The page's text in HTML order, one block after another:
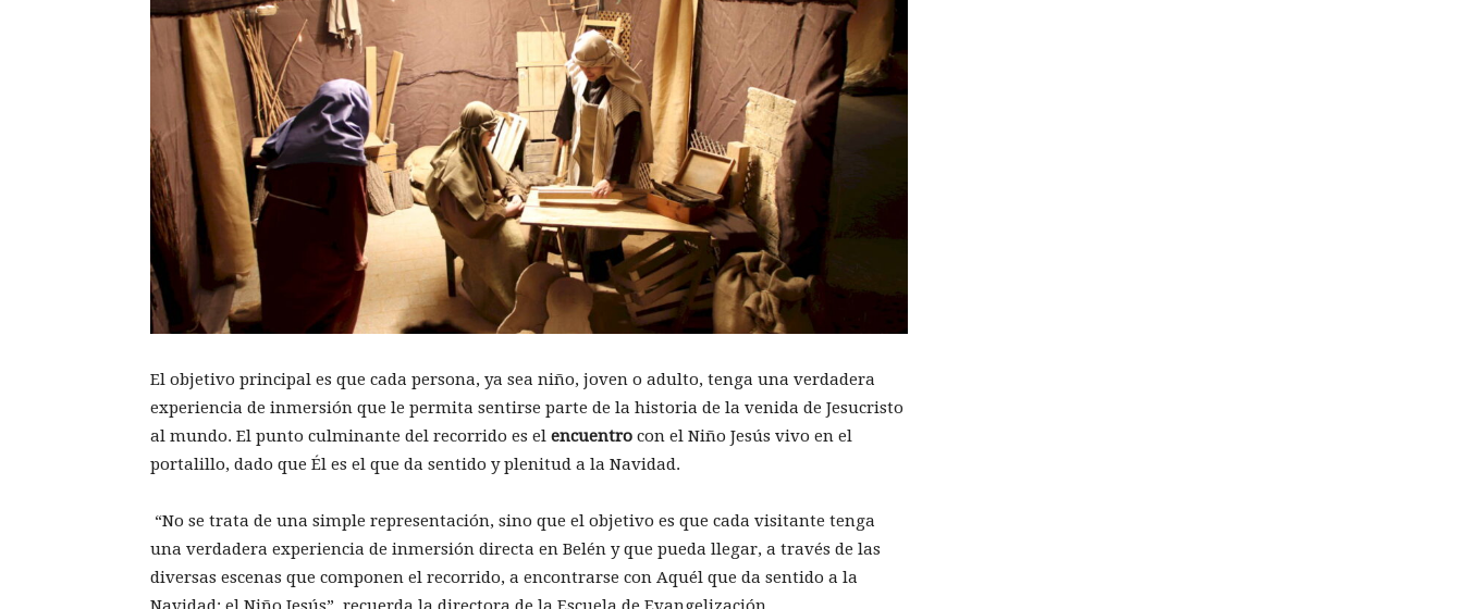
El objetivo principal es que cada persona, ya sea niño, joven o adulto, tenga una verdadera
experiencia de inmersión que le permita sentirse parte de la historia de la venida de Jesucristo
al mundo. El punto culminante del recorrido es el encuentro con el Niño Jesús vivo en el
portalillo, dado que Él es el que da sentido y plenitud a la Navidad.
“No se trata de una simple representación, sino que el objetivo es que cada visitante tenga
una verdadera experiencia de inmersión directa en Belén y que pueda llegar, a través de las
diversas escenas que componen el recorrido, a encontrarse con Aquél que da sentido a la